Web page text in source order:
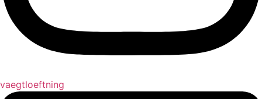
vaegtloeftning